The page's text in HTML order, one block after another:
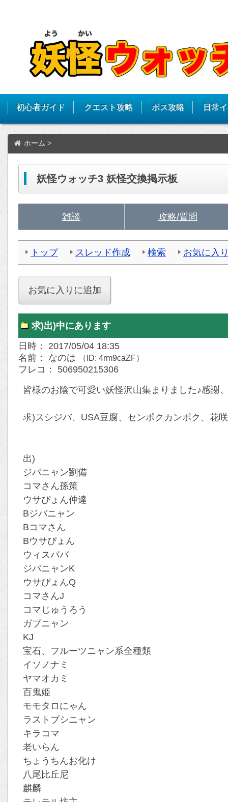
初心者ガイド クエスト攻略 ボス攻略 日常
ホーム >
妖怪ウォッチ3 妖怪交換掲示板
雑談 攻略/質問
トップ スレッド作成 検索 お気に入
求)出)中にあります
日時： 2017/05/04 18:35
名前： なのは
（ID: 4rm9caZF）
フレコ： 506950215306
皆様のお陰で可愛い妖怪沢山集まりました♪感謝
求)スシジバ、USA豆腐、センポクカンポク、花
出)
ジバニャン劉備
コマさん孫策
ウサぴょん仲達
Bジバニャン
Bコマさん
Bウサぴょん
ウィスババ
ジバニャンK
ウサぴょんQ
コマさんJ
コマじゅうろう
ガブニャン
KJ
宝石、フルーツニャン系全種類
イソノナミ
ヤマオカミ
百鬼姫
モモタロにゃん
ラストブシニャン
キラコマ
老いらん
ちょうちんお化け
八尾比丘尼
麒麟